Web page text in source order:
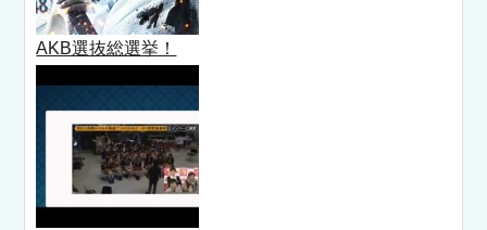
AKB選抜総選挙！